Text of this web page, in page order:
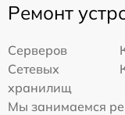
Ремонт
Серверов
Сетевых
хранилищ
Мы занимаемся